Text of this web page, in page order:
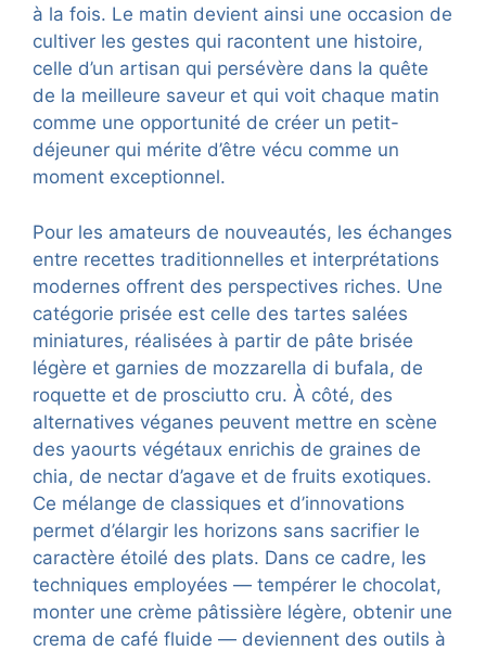
à la fois. Le matin devient ainsi une occasion de
cultiver les gestes qui racontent une histoire,
celle d’un artisan qui persévère dans la quête
de la meilleure saveur et qui voit chaque matin
comme une opportunité de créer un petit-
déjeuner qui mérite d’être vécu comme un
moment exceptionnel.
Pour les amateurs de nouveautés, les échanges
entre recettes traditionnelles et interprétations
modernes offrent des perspectives riches. Une
catégorie prisée est celle des tartes salées
miniatures, réalisées à partir de pâte brisée
légère et garnies de mozzarella di bufala, de
roquette et de prosciutto cru. À côté, des
alternatives véganes peuvent mettre en scène
des yaourts végétaux enrichis de graines de
chia, de nectar d’agave et de fruits exotiques.
Ce mélange de classiques et d’innovations
permet d’élargir les horizons sans sacrifier le
caractère étoilé des plats. Dans ce cadre, les
techniques employées — tempérer le chocolat,
monter une crème pâtissière légère, obtenir une
crema de café fluide — deviennent des outils à